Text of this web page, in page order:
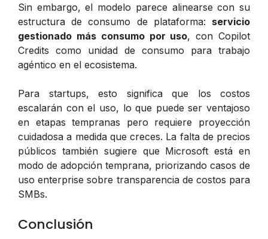
Sin embargo, el modelo parece alinearse con su
estructura de consumo de plataforma: servicio
gestionado más consumo por uso, con Copilot
Credits como unidad de consumo para trabajo
agéntico en el ecosistema.
Para startups, esto significa que los costos
escalarán con el uso, lo que puede ser ventajoso
en etapas tempranas pero requiere proyección
cuidadosa a medida que creces. La falta de precios
públicos también sugiere que Microsoft está en
modo de adopción temprana, priorizando casos de
uso enterprise sobre transparencia de costos para
SMBs.
Conclusión